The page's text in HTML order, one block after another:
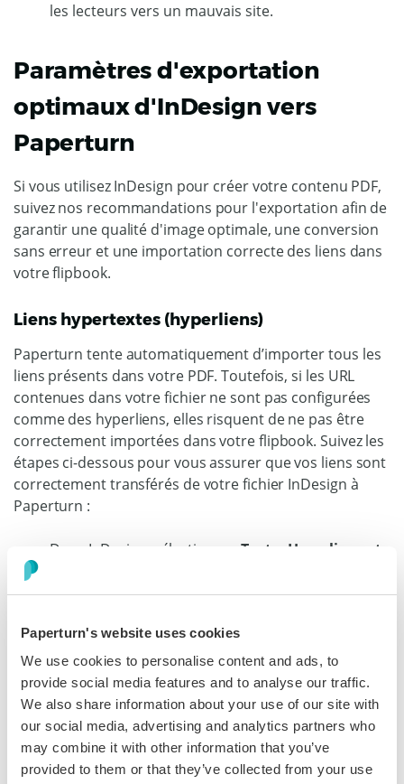
Paperturn's website uses cookies
We use cookies to personalise content and ads, to
provide social media features and to analyse our traffic.
We also share information about your use of our site with
our social media, advertising and analytics partners who
may combine it with other information that you’ve
provided to them or that they’ve collected from your use
les lecteurs vers un mauvais site.
Paramètres d'exportation
optimaux d'InDesign vers
Paperturn
Si vous utilisez InDesign pour créer votre contenu PDF,
suivez nos recommandations pour l'exportation afin de
garantir une qualité d'image optimale, une conversion
sans erreur et une importation correcte des liens dans
votre flipbook.
Liens hypertextes (hyperliens)
Paperturn tente automatiquement d’importer tous les
liens présents dans votre PDF. Toutefois, si les URL
contenues dans votre fichier ne sont pas configurées
comme des hyperliens, elles risquent de ne pas être
correctement importées dans votre flipbook. Suivez les
étapes ci-dessous pour vous assurer que vos liens sont
correctement transférés de votre fichier InDesign à
Paperturn :
Dans InDesign, sélectionnezTexte, Hyperliens et
hyperliens.
Dans la boîte de dialogue, cliquez sur Tout
convertir
InDesign vous indiquera combien d'éléments ont
été modifiés. Cliquez surOK, puis surTerminer.